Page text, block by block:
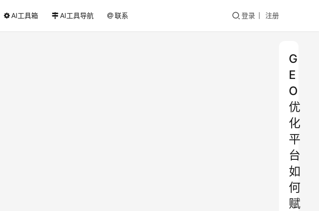
AI工具箱 AI工具导航 联系 登录 注册
G
E
O
优
化
平
台
如
何
赋